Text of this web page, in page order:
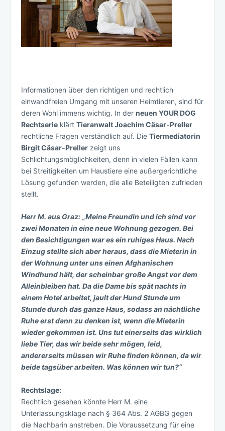
Informationen über den richtigen und rechtlich
einwandfreien Umgang mit unseren Heimtieren, sind für
deren Wohl immens wichtig. In derneuen YOUR DOG
Rechtserie klärtTieranwalt Joachim Cäsar-Preller
rechtliche Fragen verständlich auf. DieTiermediatorin
Birgit Cäsar-Preller zeigt uns
Schlichtungsmöglichkeiten, denn in vielen Fällen kann
bei Streitigkeiten um Haustiere eine außergerichtliche
Lösung gefunden werden, die alle Beteiligten zufrieden
stellt.
Herr M. aus Graz: „Meine Freundin und ich sind vor
zwei Monaten in eine neue Wohnung gezogen. Bei
den Besichtigungen war es ein ruhiges Haus. Nach
Einzug stellte sich aber heraus, dass die Mieterin in
der Wohnung unter uns einen Afghanischen
Windhund hält, der scheinbar große Angst vor dem
Alleinbleiben hat. Da die Dame bis spät nachts in
einem Hotel arbeitet, jault der Hund Stunde um
Stunde durch das ganze Haus, sodass an nächtliche
Ruhe erst dann zu denken ist, wenn die Mieterin
wieder gekommen ist. Uns tut einerseits das wirklich
liebe Tier, das wir beide sehr mögen, leid,
andererseits müssen wir Ruhe finden können, da wir
beide tagsüber arbeiten. Was können wir tun?“
Rechtslage:
Rechtlich gesehen könnte Herr M. eine
Unterlassungsklage nach § 364 Abs. 2 AGBG gegen
die Nachbarin anstreben. Die Voraussetzung für eine